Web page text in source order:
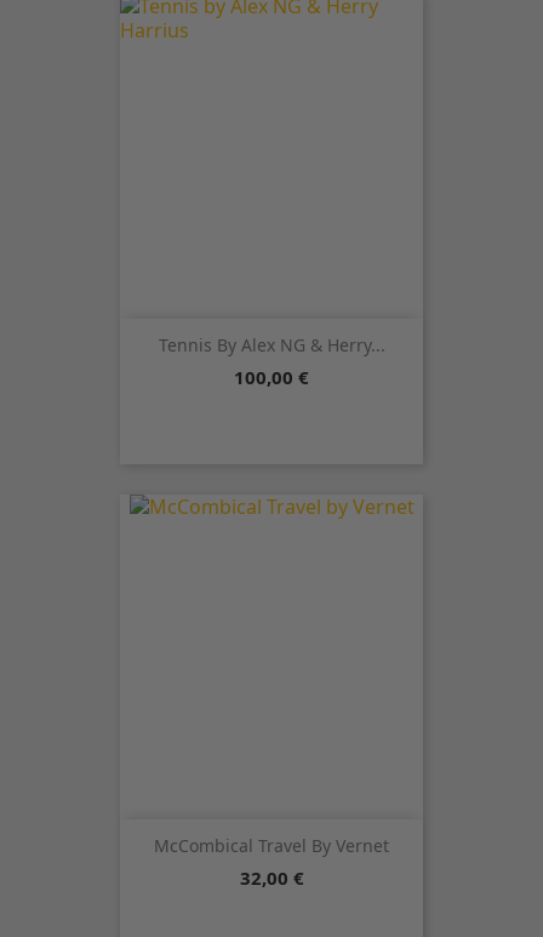
Tennis By Alex NG & Herry...
Precio
100,00 €
McCombical Travel By Vernet
Precio
32,00 €